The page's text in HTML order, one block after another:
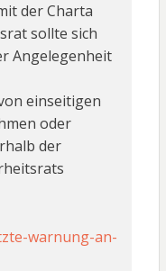
der Charta
sollte sich
Angelegenheit
einseitigen
oder
der
warnung-an-